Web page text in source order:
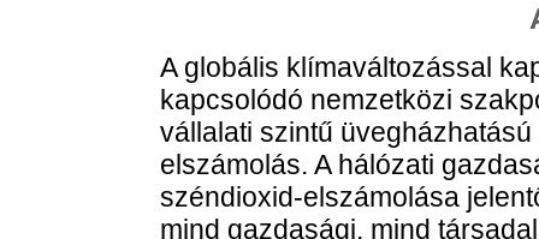
A globális klímaváltozással
kapcsolódó nemzetközi
vállalati szintű
elszámolás. A hálózati
széndioxid-elszámolása
mind gazdasági, mind